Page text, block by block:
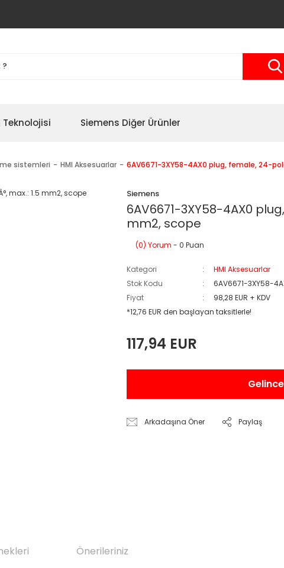
Teknolojisi Siemens Diğer Ürünler
sistemleri HMI Aksesuarlar 6AV6671-3XY58-4AX0 plug, female, 24-
Siemens
6AV6671-3XY58-4AX0
mm2, scope
(0) Yorum - 0 Puan
Kategori
HMI Aksesuarlar
Stok Kodu
6AV6671-3XY58-
Fiyat
98,28 EUR + KDV
*12,76 EUR den başlayan taksitlerle!
117,94 EUR
Arkadaşına Öner Paylaş
Önerileriniz